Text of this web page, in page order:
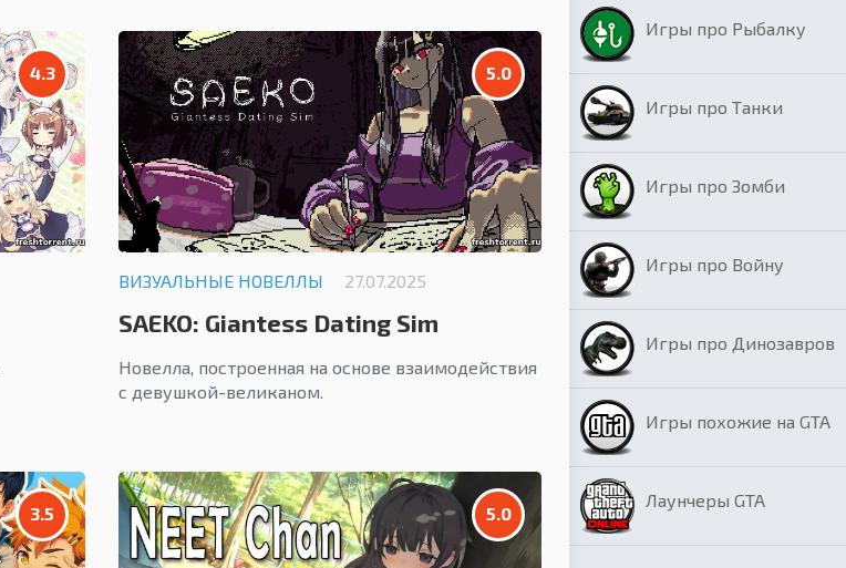
4.3 5.0
ВИЗУАЛЬНЫЕ НОВЕЛЛЫ 27.07.2025
SAEKO: Giantess Dating Sim
Новелла, построенная на основе взаимодействия
с девушкой-великаном.
3.5 5.0
Игры про Рыбалку
Игры про Танки
Игры про Зомби
Игры про Войну
Игры про Динозавров
Игры похожие на GTA
Лаунчеры GTA